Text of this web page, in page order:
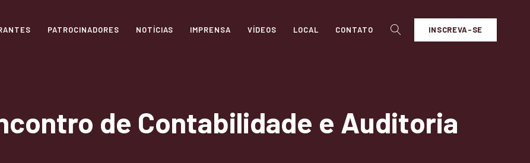
PATROCINADORES NOTÍCIAS IMPRENSA VÍDEOS LOCAL CONTATO INSCREVA-SE
de Contabilidade e Auditoria